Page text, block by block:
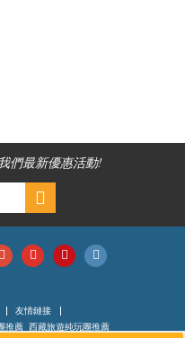
們最新優惠活動!
友情鏈接
推薦_西藏旅遊純玩團推薦